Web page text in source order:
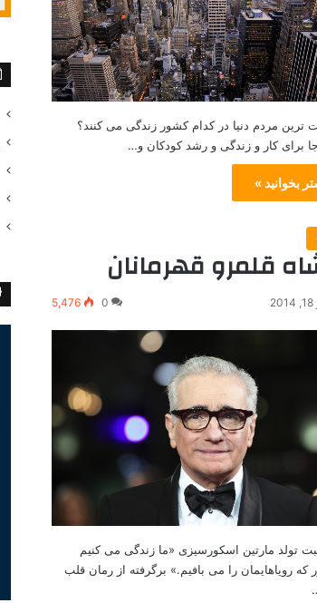
ترین مردم دنیا در کدام کشور زندگی می کنند؟
برای کار و زندگی و رشد کودکان و…
بخوانید »
قلمرو قهرمانان
0
5,476
تولد مارتین اسکورسیزی «ما زندگی می کنیم
که رویاهایمان را می بافیم.» برگرفته از رمان قلب